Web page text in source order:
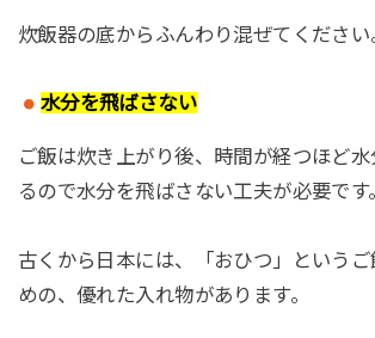
炊飯器の底からふんわり混ぜてください
水分を飛ばさない
ご飯は炊き上がり後、時間が経つほど
るので水分を飛ばさない工夫が必要です
古くから日本には、「おひつ」という
めの、優れた入れ物があります。